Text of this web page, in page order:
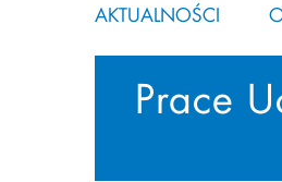
AKTUALNOŚCI
Prace